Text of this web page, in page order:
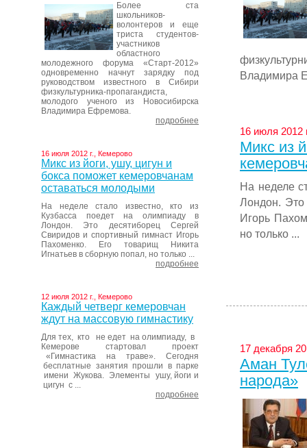
Более ста
школьников-
волонтеров и еще
триста студентов-
участников
областного
молодежного форума «Старт-2012»
одновременно начнут зарядку под
руководством известного в Сибири
физкультурника-пропагандиста,
молодого ученого из Новосибирска
Владимира Ефремова.
подробнее
16 июля 2012 г., Кемерово
Микс из йоги, ушу, цигун и
бокса поможет кемеровчанам
оставаться молодыми
На неделе стало известно, кто из
Кузбасса поедет на олимпиаду в
Лондон. Это десятиборец Сергей
Свиридов и спортивный гимнаст Игорь
Пахоменко. Его товарищ Никита
Игнатьев в сборную попал, но только ...
подробнее
12 июля 2012 г., Кемерово
Каждый четверг кемеровчан
ждут на массовую гимнастику
Для тех, кто не едет на олимпиаду, в
Кемерове стартовал проект
«Гимнастика на траве». Сегодня
бесплатные занятия прошли в парке
имени Жукова. Элементы ушу, йоги и
цигун с ...
подробнее
Владимира
16 июля 2012
Микс из
На неделе
Лондон. Это
Игорь
но только ...
17 декабря
Аман
народа»